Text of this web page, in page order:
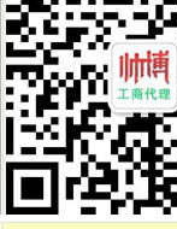
綦江局“四抓”一元注册
奉节局“三个三”免费
涪陵区消委夯实七大
梁平局“553”一元注册
重庆秋冬品牌服装博
万州局一元注册公司
巫溪局深入达贯彻的
丰都局重庆免费注册
石柱局0元注册公司采